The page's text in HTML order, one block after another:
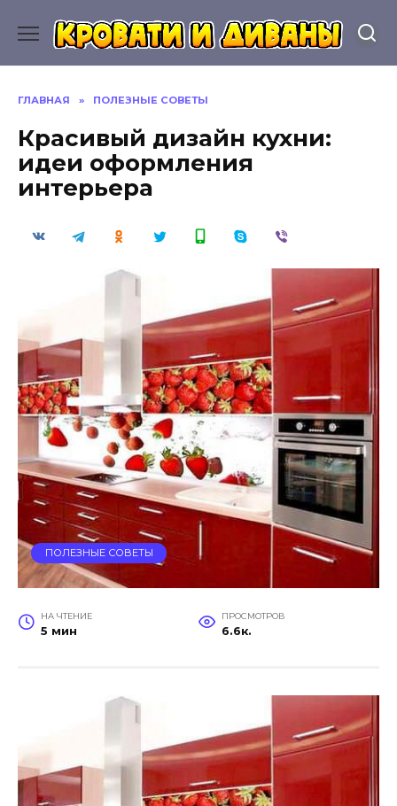
содержанию
ГЛАВНАЯ » ПОЛЕЗНЫЕ СОВЕТЫ
Красивый дизайн кухни:
идеи оформления
интерьера
ПОЛЕЗНЫЕ СОВЕТЫ
НА ЧТЕНИЕ
5 мин
ПРОСМОТРОВ
6.6к.